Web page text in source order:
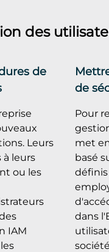
des
de
Leurs
leurs
ou les
IAM
de
Pour
met
basé
dans